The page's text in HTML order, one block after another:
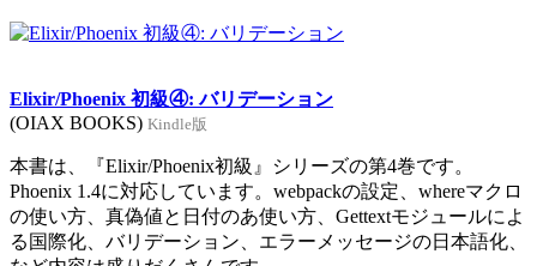
Elixir/Phoenix 初級④: バリデーション
(OIAX BOOKS) Kindle版
本書は、『Elixir/Phoenix初級』シリーズの第4巻です。
Phoenix 1.4に対応しています。webpackの設定、whereマクロ
の使い方、真偽値と日付のあ使い方、Gettextモジュールによ
る国際化、バリデーション、エラーメッセージの日本語化、